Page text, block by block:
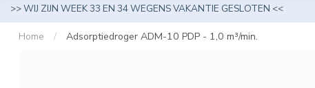
>> WIJ ZIJN WEEK 33 EN 34 WEGENS VAKANTIE GESLOTEN <<
Home / Adsorptiedroger ADM-10 PDP - 1,0 m³/min.